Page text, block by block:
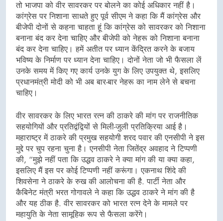
तो भाजपा को वीर सावरकर पर बोलने का कोई अधिकार नहीं है।
कांग्रेस पर निशाना साधते हुए पूर्व सीएम ने कहा कि मैं कांग्रेस और
बीजेपी दोनों से कहना चाहता हूं कि कांग्रेस को सावरकर को निशाना
बनाना बंद कर देना चाहिए और बीजेपी को नेहरू को निशाना बनाना
बंद कर देना चाहिए। हमें अतीत पर ध्यान केंद्रित करने के बजाय
भविष्य के निर्माण पर ध्यान देना चाहिए। दोनों नेता जो भी फैसला लें
उनके समय में किए गए कार्य उनके युग के लिए उपयुक्त थे, इसलिए
प्रधानमंत्री मोदी को भी अब बार-बार नेहरू का नाम लेने से बचना
चाहिए।
वीर सावरकर के लिए भारत रत्न की ठाकरे की मांग पर राजनीतिक
सहयोगियों और प्रतिद्वंद्वियों से मिली-जुली प्रतिक्रिया आई है।
महाराष्ट्र में ठाकरे की प्रमुख सहयोगी शरद पवार की एनसीपी ने इस
मुद्दे पर चुप रहना चुना है। एनसीपी नेता जितेंद्र अवहाद ने टिप्पणी
की, “मुझे नहीं पता कि उद्धव ठाकरे ने क्या मांग की या क्या कहा,
इसलिए मैं इस पर कोई टिप्पणी नहीं करूंगा। एकनाथ शिंदे की
शिवसेना ने ठाकरे के रुख की आलोचना की है. पार्टी नेता और
कैबिनेट मंत्री भरत गोगावले ने कहा कि उद्धव ठाकरे ने मांग की है
और यह ठीक है. वीर सावरकर को भारत रत्न देने के मामले पर
महायुति के नेता सामूहिक रूप से फैसला करेंगे।